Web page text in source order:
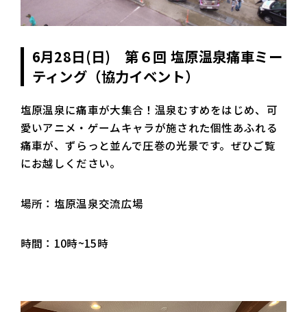
6月28日(日) 第６回 塩原温泉痛車ミー
ティング（協力イベント）
塩原温泉に痛車が大集合！温泉むすめをはじめ、可
愛いアニメ・ゲームキャラが施された個性あふれる
痛車が、ずらっと並んで圧巻の光景です。ぜひご覧
にお越しください。
場所：塩原温泉交流広場
時間：10時~15時